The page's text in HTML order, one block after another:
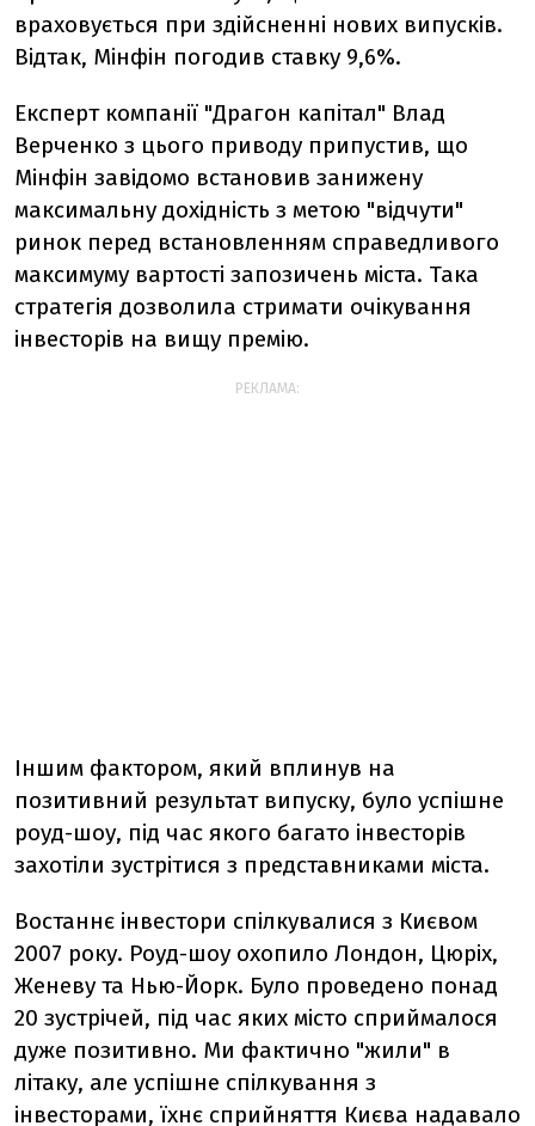
враховується при здійсненні нових випусків.
Відтак, Мінфін погодив ставку 9,6%.
Експерт компанії "Драгон капітал" Влад
Верченко з цього приводу припустив, що
Мінфін завідомо встановив занижену
максимальну дохідність з метою "відчути"
ринок перед встановленням справедливого
максимуму вартості запозичень міста. Така
стратегія дозволила стримати очікування
інвесторів на вищу премію.
РЕКЛАМА:
Іншим фактором, який вплинув на
позитивний результат випуску, було успішне
роуд-шоу, під час якого багато інвесторів
захотіли зустрітися з представниками міста.
Востаннє інвестори спілкувалися з Києвом
2007 року. Роуд-шоу охопило Лондон, Цюріх,
Женеву та Нью-Йорк. Було проведено понад
20 зустрічей, під час яких місто сприймалося
дуже позитивно. Ми фактично "жили" в
літаку, але успішне спілкування з
інвесторами, їхнє сприйняття Києва надавало